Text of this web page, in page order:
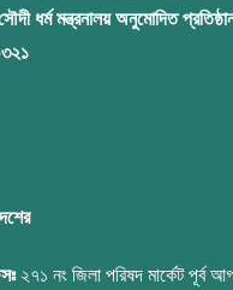
ধর্ম মন্ত্রনালয় অনুমোদিত
২৭১ নং জিলা পরিষদ মার্কেট পূর্ব